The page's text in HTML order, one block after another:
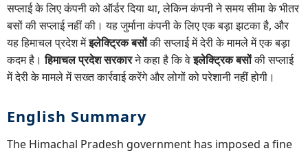
सप्लाई के लिए कंपनी को ऑर्डर दिया था, लेकिन कंपनी ने समय सीमा के भीतर
बसों की सप्लाई नहीं की। यह जुर्माना कंपनी के लिए एक बड़ा झटका है, और
यह हिमाचल प्रदेश मेंइलेक्ट्रिक बसोंकी सप्लाई में देरी के मामले में एक बड़ा
कदम है।हिमाचल प्रदेश सरकारने कहा है कि वेइलेक्ट्रिक बसोंकी सप्लाई
में देरी के मामले में सख्त कार्रवाई करेंगे और लोगों को परेशानी नहीं होगी।
English Summary
The Himachal Pradesh government has imposed a fine